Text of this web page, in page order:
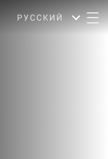
РУССКИЙ